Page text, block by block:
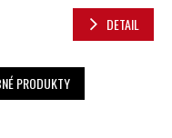
DETAIL
PRODUKTY